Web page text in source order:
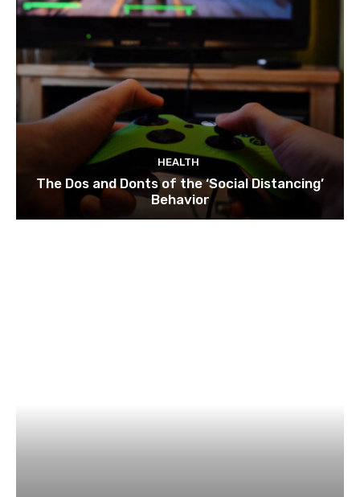
HEALTH
The Dos and Donts of the ‘Social Distancing’
Behavior